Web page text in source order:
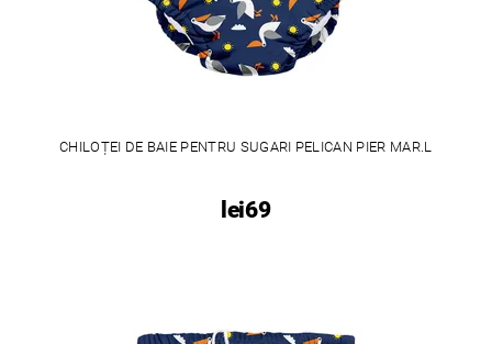
CHILOȚEI DE BAIE PENTRU SUGARI PELICAN PIER MAR.L
lei69